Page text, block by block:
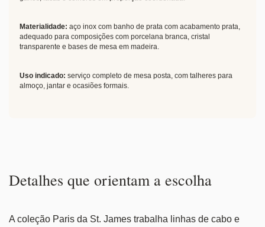
Materialidade: aço inox com banho de prata com acabamento prata,
adequado para composições com porcelana branca, cristal
transparente e bases de mesa em madeira.
Uso indicado: serviço completo de mesa posta, com talheres para
almoço, jantar e ocasiões formais.
Detalhes que orientam a escolha
A coleção Paris da St. James trabalha linhas de cabo e